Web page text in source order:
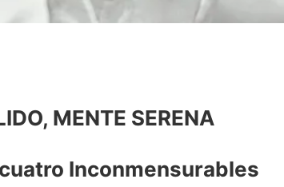
MENTE SERENA
Inconmensurables